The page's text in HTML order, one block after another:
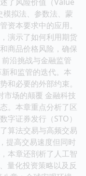
模拟法、参数法、蒙
资本要求中的应用。
演示了如何利用期货
商品价格风险，确保
沿挑战与金融监管
和监管的迭代。本
和必要的外部约束。
市场的颠覆 金融科技
。本章重点分析了区
字证券发行（STO）
算法交易与高频交易
提高交易速度但同时
本章还剖析了人工智
量化投资策略以及反